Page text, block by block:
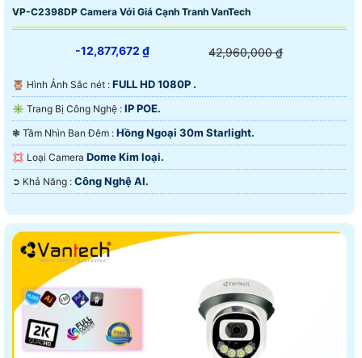
VP-C2398DP Camera Với Giá Cạnh Tranh VanTech
-12,877,672 ₫ 42,960,000 ₫
🦉 Hình Ảnh Sắc nét : FULL HD 1080P .
✳️ Trang Bị Công Nghệ : IP POE.
❃ Tầm Nhìn Ban Đêm : Hồng Ngoại 30m Starlight.
💢 Loại Camera Dome Kim loại.
️➲ Khả Năng : Công Nghệ AI.